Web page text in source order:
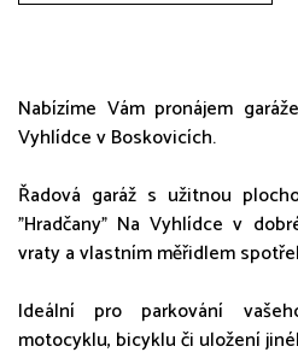
Nabízíme Vám pronájem
Vyhlídce v Boskovicích.
Řadová garáž s užitnou
"Hradčany" Na Vyhlídce v
vraty a vlastním měřidlem
Ideální pro parkování
motocyklu, bicyklu či uložení